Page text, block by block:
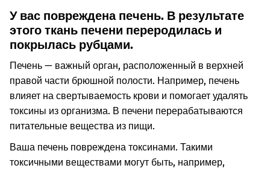
У вас повреждена печень. В результате
этого ткань печени переродилась и
покрылась рубцами.
Печень — важный орган, расположенный в верхней
правой части брюшной полости. Например, печень
влияет на свертываемость крови и помогает удалять
токсины из организма. В печени перерабатываются
питательные вещества из пищи.
Ваша печень повреждена токсинами. Такими
токсичными веществами могут быть, например,